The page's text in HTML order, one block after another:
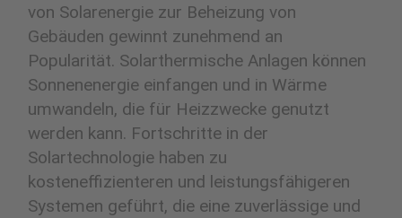
von Solarenergie zur Beheizung von
Gebäuden gewinnt zunehmend an
Popularität. Solarthermische Anlagen können
Sonnenenergie einfangen und in Wärme
umwandeln, die für Heizzwecke genutzt
werden kann. Fortschritte in der
Solartechnologie haben zu
kosteneffizienteren und leistungsfähigeren
Systemen geführt, die eine zuverlässige und